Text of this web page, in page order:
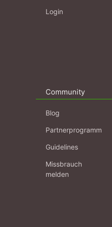
Login
Community
Blog
Partnerprogramm
Guidelines
Missbrauch
melden